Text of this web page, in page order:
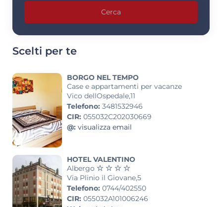
Cerca
Scelti per te
BORGO NEL TEMPO
Case e appartamenti per vacanze
Vico dellOspedale,11
Telefono: 3481532946
CIR: 055032C202030669
@: visualizza email
HOTEL VALENTINO
Albergo
Via Plinio il Giovane,5
Telefono: 0744/402550
CIR: 055032A101006246